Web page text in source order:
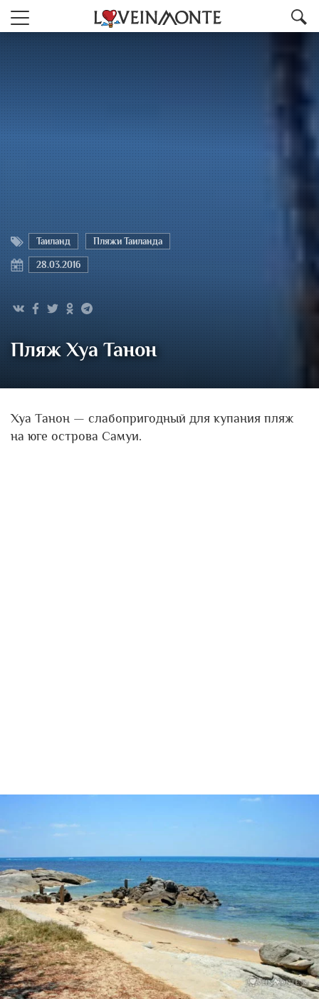
Таиланд Пляжи Таиланда
28.03.2016
Пляж Хуа Танон
Хуа Танон — слабопригодный для купания пляж
на юге острова Самуи.